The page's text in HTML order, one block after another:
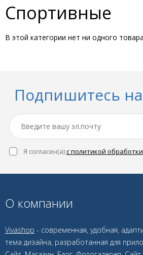
Cпортивные
В этой категории нет ни одного
Подпишитесь
Я согласен(a)с политикой
О компании
Vivashop - современная, удобная,
тема дизайна, разработанная для